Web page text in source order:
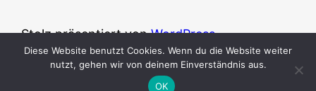
Stolz präsentiert vonWordPress
Diese Website benutzt Cookies. Wenn du die Website weiter
nutzt, gehen wir von deinem Einverständnis aus.
OK